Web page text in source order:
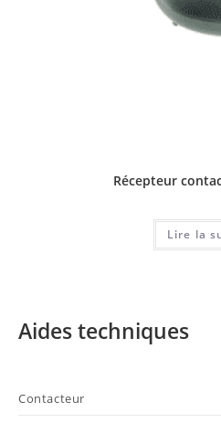
Récepteur
Lire la
Aides techniques
Contacteur